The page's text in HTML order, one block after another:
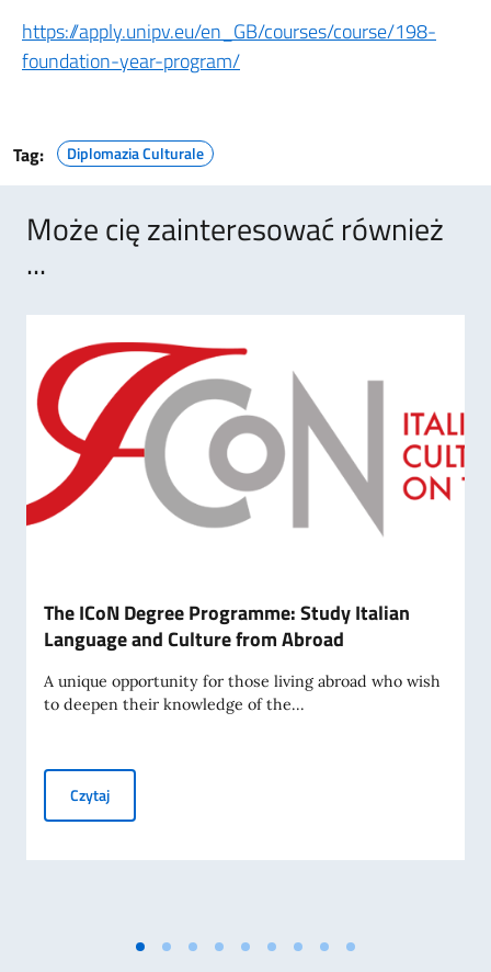
https://apply.unipv.eu/en_GB/courses/course/198-
foundation-year-program/
Tag: Diplomazia Culturale
Może cię zainteresować również
...
The ICoN Degree Programme: Study Italian
Language and Culture from Abroad
A unique opportunity for those living abroad who wish
to deepen their knowledge of the...
CzytajThe ICoN Degree Programme: Study Italian Language